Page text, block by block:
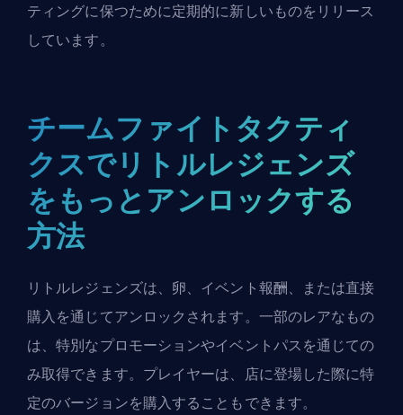
ティングに保つために定期的に新しいものをリリース
しています。
チームファイトタクティ
クスでリトルレジェンズ
をもっとアンロックする
方法
リトルレジェンズは、卵、イベント報酬、または直接
購入を通じてアンロックされます。一部のレアなもの
は、特別なプロモーションやイベントパスを通じての
み取得できます。プレイヤーは、店に登場した際に特
定のバージョンを購入することもできます。